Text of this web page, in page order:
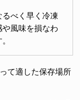
るべく早く冷凍
風味を損なわ
て適した保存場所